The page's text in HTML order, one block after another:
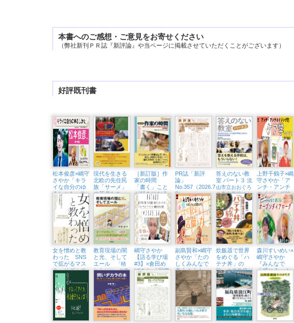
本書へのご感想・ご意見をお寄せください
（弊社新刊ＰＲ誌『新評論』や当ページに掲載させていただくことがございます）
好評既刊書
松本俊彦×嶋守
さやか「キラ
イな自分のゆ
るしかた〜依
存と回復から考
えるこころをほ
どく処方箋〜」
（東京中延・
隣町珈琲 9/18
㈮）
現代を生きる
北欧の先住民
族「サーメ」
の若者たち
北極圏と二風谷
をめぐる旅
［新訂版］作
家の時間
「書く」こと
が好きになる
教え方・学び
方【実践編】
PR誌「新評
論」
No.357（2026.7・
8）
答えのない教
室 パート３ 流
山市立おおぐろ
の森中学校にお
ける全教科改革
戦略
上野千鶴子×嶋
守さやか「ア
ンチ・アンチ
エイジング的
ケア学のすす
め」（東京中
延・隣町珈琲
7/12㈰）
女を憎めと教
わった SNS
で拡がるマス
キュリズムの
闇
教育現場の闇
と光、そして
エール
「晴
れ上がり」の教
育は訪れるのか
嶋守さやか
【語る学び場
#3】×倉田め
ばさん 「回復
に殺されない
ために」（浅
草・Readin’
Writin BOOK
STORE 6/19
㈮）
副島賢和×嶋守
さやか「たの
しくみんなで
考えよう！
こころの居場
所をつくる言
葉の力」（東
京中延・隣町
珈琲 5/22㈮）
炊飯器で世界
をめぐる「ハ
テナ丼」の
旅大学教授が
「問い」を炊い
て世界を食べる
森川すいめい×
嶋守さやか
『みんなで
「感じる」！
オープンダイ
アローグ』
（東京中延・
隣町珈琲
3/21（土））